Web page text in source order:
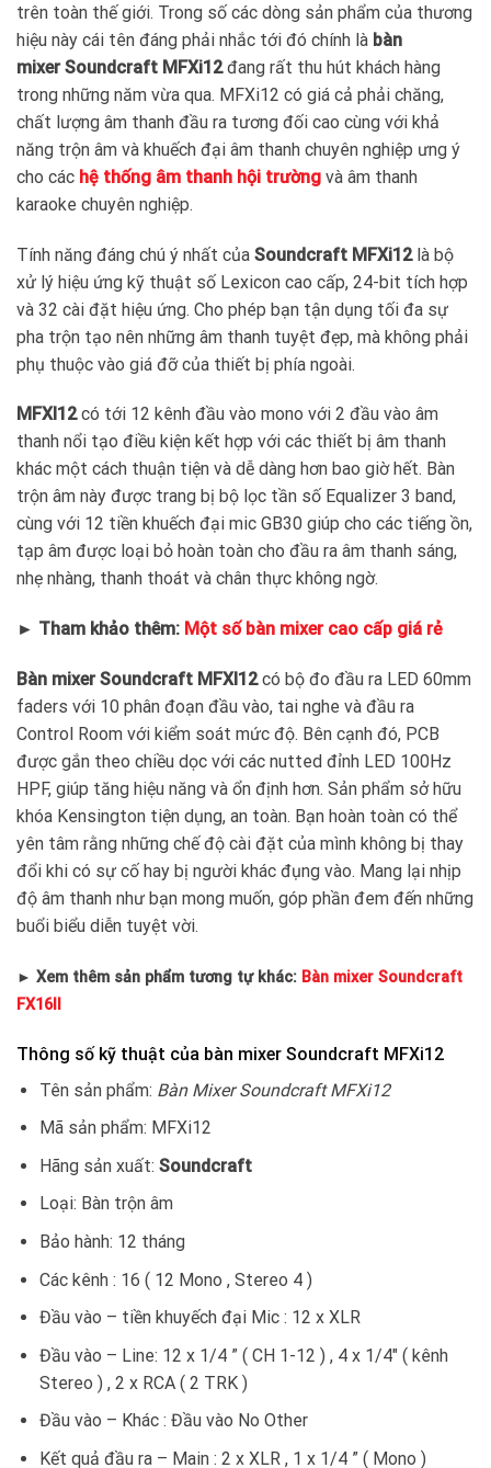
trên toàn thế giới. Trong số các dòng sản phẩm của thương
hiệu này cái tên đáng phải nhắc tới đó chính là bàn
mixer Soundcraft MFXi12đang rất thu hút khách hàng
trong những năm vừa qua. MFXi12 có giá cả phải chăng,
chất lượng âm thanh đầu ra tương đối cao cùng với khả
năng trộn âm và khuếch đại âm thanh chuyên nghiệp ưng ý
cho các hệ thống âm thanh hội trường và âm thanh
karaoke chuyên nghiệp.
Tính năng đáng chú ý nhất của Soundcraft MFXi12là bộ
xử lý hiệu ứng kỹ thuật số Lexicon cao cấp, 24-bit tích hợp
và 32 cài đặt hiệu ứng. Cho phép bạn tận dụng tối đa sự
pha trộn tạo nên những âm thanh tuyệt đẹp, mà không phải
phụ thuộc vào giá đỡ của thiết bị phía ngoài.
MFXI12có tới 12 kênh đầu vào mono với 2 đầu vào âm
thanh nổi tạo điều kiện kết hợp với các thiết bị âm thanh
khác một cách thuận tiện và dễ dàng hơn bao giờ hết. Bàn
trộn âm này được trang bị bộ lọc tần số Equalizer 3 band,
cùng với 12 tiền khuếch đại mic GB30 giúp cho các tiếng ồn,
tạp âm được loại bỏ hoàn toàn cho đầu ra âm thanh sáng,
nhẹ nhàng, thanh thoát và chân thực không ngờ.
► Tham khảo thêm: Một số bàn mixer cao cấp giá rẻ
Bàn mixer Soundcraft MFXI12có bộ đo đầu ra LED 60mm
faders với 10 phân đoạn đầu vào, tai nghe và đầu ra
Control Room với kiểm soát mức độ. Bên cạnh đó, PCB
được gắn theo chiều dọc với các nutted đỉnh LED 100Hz
HPF, giúp tăng hiệu năng và ổn định hơn. Sản phẩm sở hữu
khóa Kensington tiện dụng, an toàn. Bạn hoàn toàn có thể
yên tâm rằng những chế độ cài đặt của mình không bị thay
đổi khi có sự cố hay bị người khác đụng vào. Mang lại nhịp
độ âm thanh như bạn mong muốn, góp phần đem đến những
buổi biểu diễn tuyệt vời.
► Xem thêm sản phẩm tương tự khác: Bàn mixer Soundcraft
FX16II
Thông số kỹ thuật của bàn mixer Soundcraft MFXi12
Tên sản phẩm: Bàn Mixer Soundcraft MFXi12
Mã sản phẩm: MFXi12
Hãng sản xuất: Soundcraft
Loại: Bàn trộn âm
Bảo hành: 12 tháng
Các kênh : 16 ( 12 Mono , Stereo 4 )
Đầu vào – tiền khuyếch đại Mic : 12 x XLR
Đầu vào – Line: 12 x 1/4 ” ( CH 1-12 ) , 4 x 1/4″ ( kênh
Stereo ) , 2 x RCA ( 2 TRK )
Đầu vào – Khác : Đầu vào No Other
Kết quả đầu ra – Main : 2 x XLR , 1 x 1/4 ” ( Mono )